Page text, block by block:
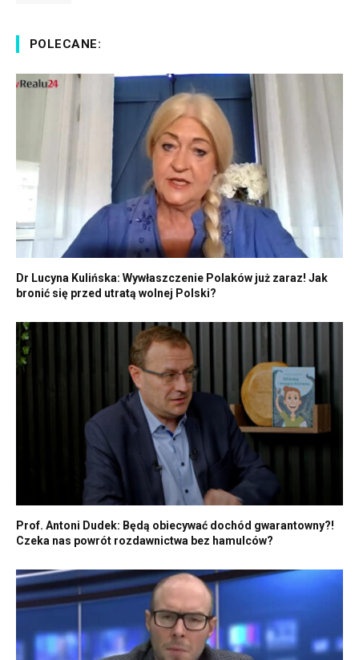
POLECANE:
Dr Lucyna Kulińska: Wywłaszczenie Polaków już zaraz! Jak
bronić się przed utratą wolnej Polski?
Prof. Antoni Dudek: Będą obiecywać dochód gwarantowny?!
Czeka nas powrót rozdawnictwa bez hamulców?